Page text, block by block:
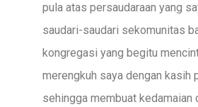
pula atas persaudaraan yang
saudari-saudari sekomunitas
kongregasi yang begitu
merengkuh saya dengan kasih
sehingga membuat kedamaian